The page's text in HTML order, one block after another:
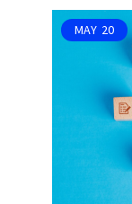
MAY 20